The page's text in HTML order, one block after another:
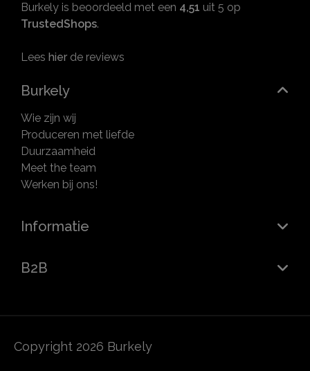
Burkely is beoordeeld met een 4,51 uit 5 op
TrustedShops.
Lees hier de reviews
Burkely
Wie zijn wij
Produceren met liefde
Duurzaamheid
Meet the team
Werken bij ons!
Informatie
B2B
Copyright 2026 Burkely